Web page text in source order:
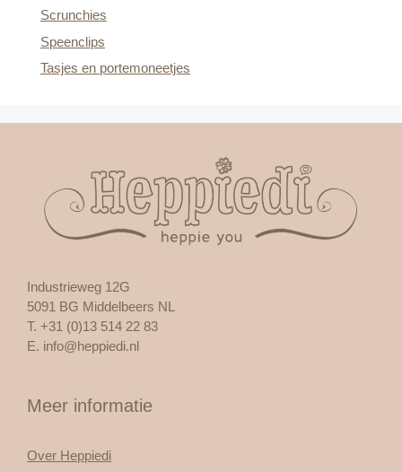
Scrunchies
Speenclips
Tasjes en portemoneetjes
Industrieweg 12G
5091 BG Middelbeers NL
T. +31 (0)13 514 22 83
E. info@heppiedi.nl
Meer informatie
Over Heppiedi